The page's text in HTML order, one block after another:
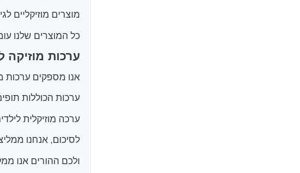
מוצרים מוזיקליים
כל המוצרים שלנו
ערכות מוזיקה
אנו מספקים ערכות
ערכות הכוללות
ערכה מוזיקלית
לסיכום, אנחנו
ולכם ההורים אנו